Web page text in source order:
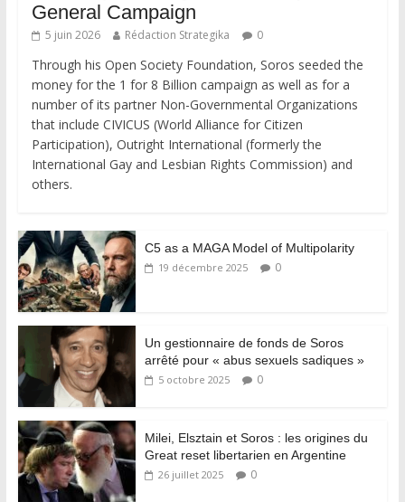
General Campaign
5 juin 2026 Rédaction Strategika 0
Through his Open Society Foundation, Soros seeded the
money for the 1 for 8 Billion campaign as well as for a
number of its partner Non-Governmental Organizations
that include CIVICUS (World Alliance for Citizen
Participation), Outright International (formerly the
International Gay and Lesbian Rights Commission) and
others.
C5 as a MAGA Model of Multipolarity
19 décembre 2025 0
Un gestionnaire de fonds de Soros
arrêté pour « abus sexuels sadiques »
5 octobre 2025 0
Milei, Elsztain et Soros : les origines du
Great reset libertarien en Argentine
26 juillet 2025 0